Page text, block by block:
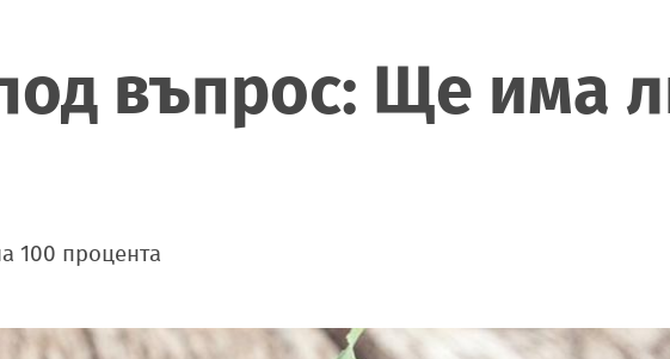
въпрос: Ще има
100 процента